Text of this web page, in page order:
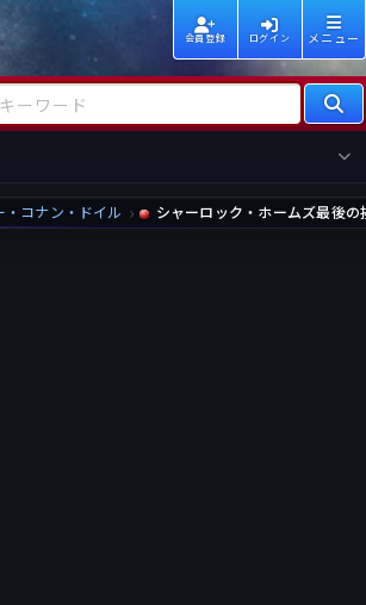
会員登録 ログイン メニュー
ワード
海外
新着
新刊
・コナン・ドイル シャーロック・ホームズ最後の